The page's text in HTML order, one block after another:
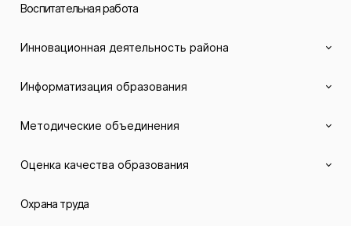
Воспитательная работа
Инновационная деятельность района
Информатизация образования
Методические объединения
Оценка качества образования
Охрана труда